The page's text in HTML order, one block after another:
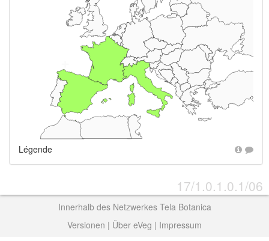
Légende
17/1.0.1.0.1/06
Innerhalb des Netzwerkes Tela Botanica
Versionen | Über eVeg | Impressum